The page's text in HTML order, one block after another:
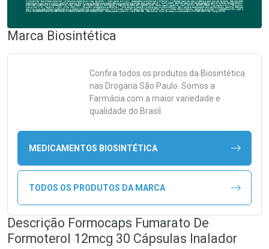
Marca Biosintética
Confira todos os produtos da Biosintética
nas Drogaria São Paulo. Somos a
Farmácia com a maior variedade e
qualidade do Brasil.
MEDICAMENTOS BIOSINTÉTICA
TODOS OS PRODUTOS DA MARCA
Descrição Formocaps Fumarato De
Formoterol 12mcg 30 Cápsulas Inalador